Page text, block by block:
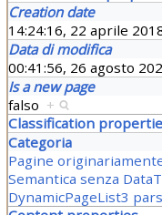
Creation date
14:24:16, 22 aprile
Data di modifica
00:41:56, 26 agosto
Is a new page
falso +
Classification
Categoria
Pagine
Semantica senza
DynamicPageList3